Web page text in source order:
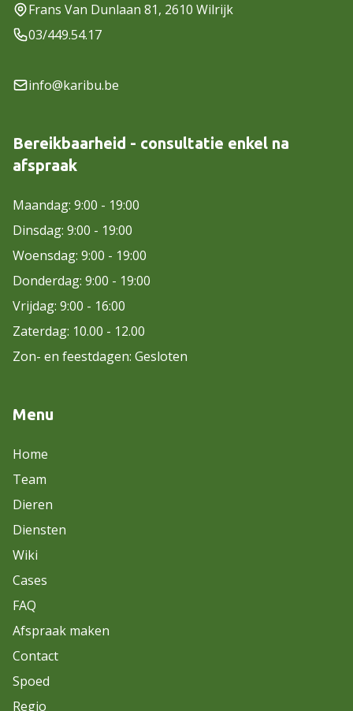
Frans Van Dunlaan 81, 2610 Wilrijk
03/449.54.17
info@karibu.be
Bereikbaarheid - consultatie enkel na
afspraak
Maandag: 9:00 - 19:00
Dinsdag: 9:00 - 19:00
Woensdag: 9:00 - 19:00
Donderdag: 9:00 - 19:00
Vrijdag: 9:00 - 16:00
Zaterdag: 10.00 - 12.00
Zon- en feestdagen: Gesloten
Menu
Home
Team
Dieren
Diensten
Wiki
Cases
FAQ
Afspraak maken
Contact
Spoed
Regio